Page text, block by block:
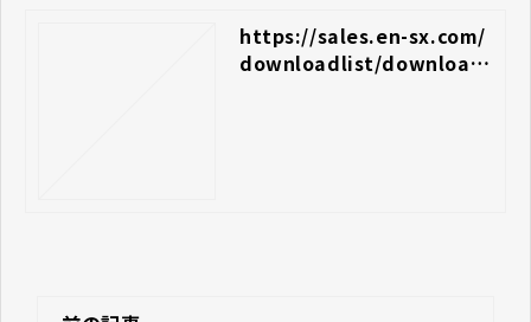
https://sales.en-sx.com/
downloadlist/download